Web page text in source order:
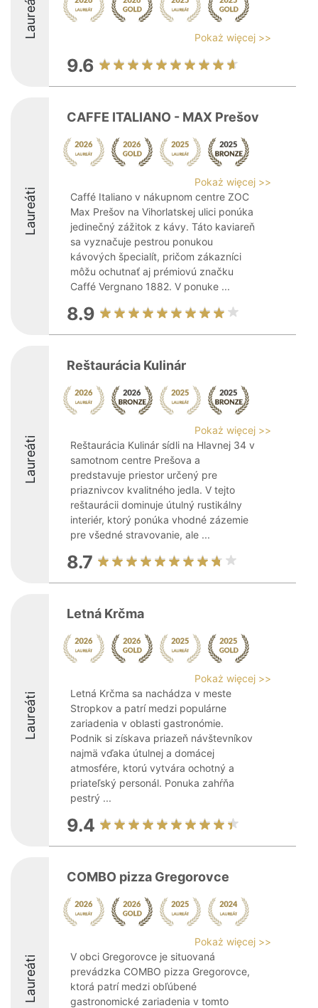
Laureáti Pokaż więcej >>
9.6
Laureáti
CAFFE ITALIANO - MAX Prešov
Pokaż więcej >>
Caffé Italiano v nákupnom centre ZOC
Max Prešov na Vihorlatskej ulici ponúka
jedinečný zážitok z kávy. Táto kaviareň
sa vyznačuje pestrou ponukou
kávových špecialít, pričom zákazníci
môžu ochutnať aj prémiovú značku
Caffé Vergnano 1882. V ponuke ...
8.9
Laureáti
Reštaurácia Kulinár
Pokaż więcej >>
Reštaurácia Kulinár sídli na Hlavnej 34 v
samotnom centre Prešova a
predstavuje priestor určený pre
priaznivcov kvalitného jedla. V tejto
reštaurácii dominuje útulný rustikálny
interiér, ktorý ponúka vhodné zázemie
pre všedné stravovanie, ale ...
8.7
Laureáti
Letná Krčma
Pokaż więcej >>
Letná Krčma sa nachádza v meste
Stropkov a patrí medzi populárne
zariadenia v oblasti gastronómie.
Podnik si získava priazeň návštevníkov
najmä vďaka útulnej a domácej
atmosfére, ktorú vytvára ochotný a
priateľský personál. Ponuka zahŕňa
pestrý ...
9.4
Laureáti
COMBO pizza Gregorovce
Pokaż więcej >>
V obci Gregorovce je situovaná
prevádzka COMBO pizza Gregorovce,
ktorá patrí medzi obľúbené
gastronomické zariadenia v tomto